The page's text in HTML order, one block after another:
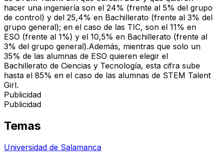
hacer una ingeniería son el 24% (frente al 5% del grupo
de control) y del 25,4% en Bachillerato (frente al 3% del
grupo general); en el caso de las TIC, son el 11% en
ESO (frente al 1%) y el 10,5% en Bachillerato (frente al
3% del grupo general).Además, mientras que solo un
35% de las alumnas de ESO quieren elegir el
Bachillerato de Ciencias y Tecnología, esta cifra sube
hasta el 85% en el caso de las alumnas de STEM Talent
Girl.
Publicidad
Publicidad
Temas
Universidad de Salamanca